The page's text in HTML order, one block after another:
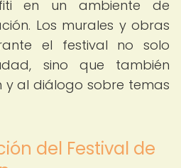
en un ambiente de
Los murales y obras
el festival no solo
sino que también
y al diálogo sobre temas
del Festival de